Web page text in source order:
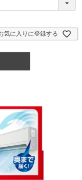
気に入りに登録する